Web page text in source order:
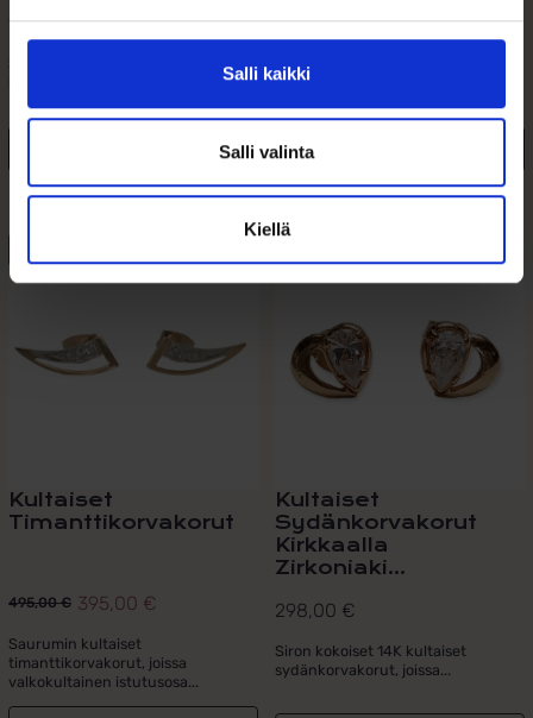
Salli kaikki
Salli valinta
Kiellä
169,00€
Lisää toivelistalle
449,00€
Kotimaiset roikkuvat
kultakorvakorut cubic zirkonia -
Lisää toivelistalle
Kultaiset
Timanttikorvakorut
495,00€
Alkuperäinen
hinta
oli:
495,00 €.
395,00 €
Nykyinen
hinta
on:
395,00 €.
Saurumin kultaiset
timanttikorvakorut, joissa
valkokultainen istutusosa...
Kultaiset
Sydänkorvakorut
Kirkkaalla
Zirkoniaki...
298,00 €
Siron kokoiset 14K kultaiset
sydänkorvakorut, joissa...